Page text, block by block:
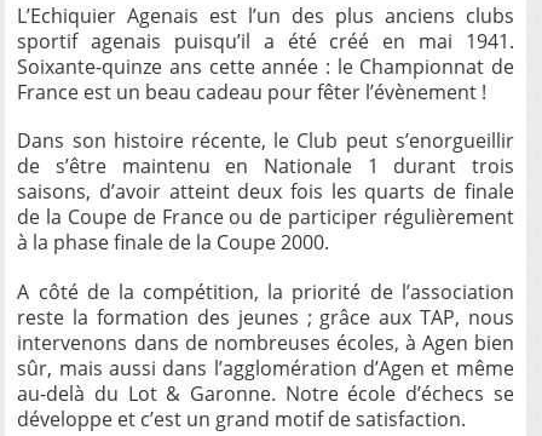
L’Echiquier Agenais est l’un des plus anciens clubs
sportif agenais puisqu’il a été créé en mai 1941.
Soixante-quinze ans cette année : le Championnat de
France est un beau cadeau pour fêter l’évènement !
Dans son histoire récente, le Club peut s’enorgueillir
de s’être maintenu en Nationale 1 durant trois
saisons, d’avoir atteint deux fois les quarts de finale
de la Coupe de France ou de participer régulièrement
à la phase finale de la Coupe 2000.
A côté de la compétition, la priorité de l’association
reste la formation des jeunes ; grâce aux TAP, nous
intervenons dans de nombreuses écoles, à Agen bien
sûr, mais aussi dans l’agglomération d’Agen et même
au-delà du Lot & Garonne. Notre école d’échecs se
développe et c’est un grand motif de satisfaction.